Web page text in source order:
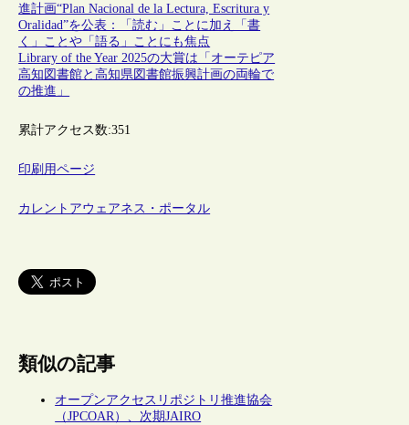
進計画“Plan Nacional de la Lectura, Escritura y
Oralidad”を公表：「読む」ことに加え「書
く」ことや「語る」ことにも焦点
Library of the Year 2025の大賞は「オーテピア
高知図書館と高知県図書館振興計画の両輪で
の推進」
累計アクセス数:351
印刷用ページ
カレントアウェアネス・ポータル
類似の記事
オープンアクセスリポジトリ推進協会
（JPCOAR）、次期JAIRO